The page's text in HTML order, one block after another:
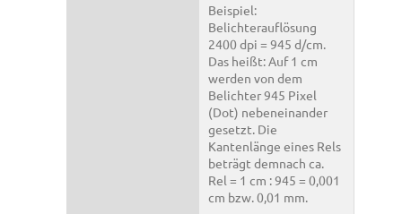
Beispiel:
Belichterauflösung
2400 dpi = 945 d/cm.
Das heißt: Auf 1 cm
werden von dem
Belichter 945 Pixel
(Dot) nebeneinander
gesetzt. Die
Kantenlänge eines Rels
beträgt demnach ca.
Rel = 1 cm : 945 = 0,001
cm bzw. 0,01 mm.